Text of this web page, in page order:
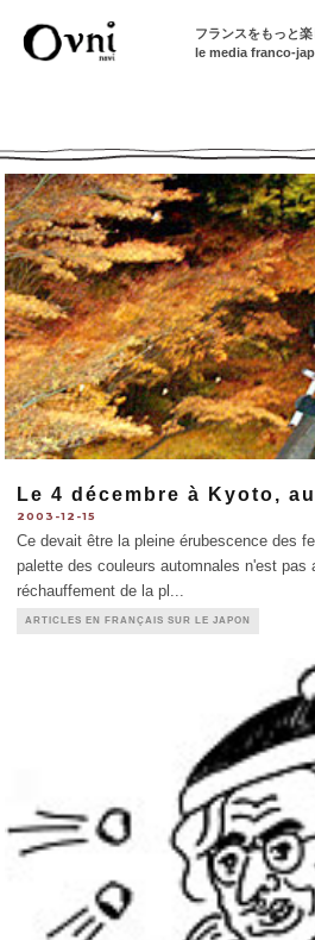
フランスをもっと
le media franco-
Le 4 décembre à Kyoto,
2003-12-15
Ce devait être la pleine érubescence des
palette des couleurs automnales n'est pas
réchauffement de la pl ...
ARTICLES EN FRANÇAIS SUR LE JAPON